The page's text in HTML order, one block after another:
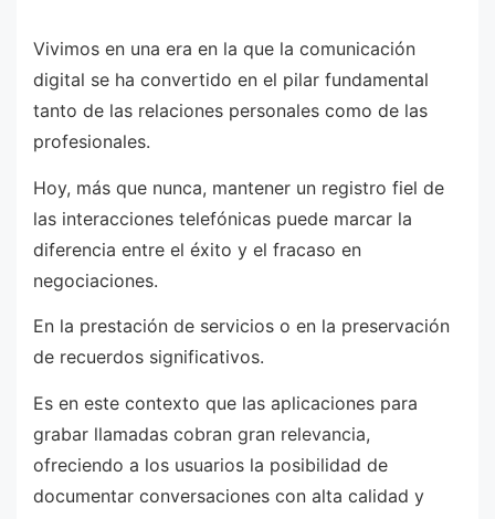
Vivimos en una era en la que la comunicación
digital se ha convertido en el pilar fundamental
tanto de las relaciones personales como de las
profesionales.
Hoy, más que nunca, mantener un registro fiel de
las interacciones telefónicas puede marcar la
diferencia entre el éxito y el fracaso en
negociaciones.
En la prestación de servicios o en la preservación
de recuerdos significativos.
Es en este contexto que las aplicaciones para
grabar llamadas cobran gran relevancia,
ofreciendo a los usuarios la posibilidad de
documentar conversaciones con alta calidad y